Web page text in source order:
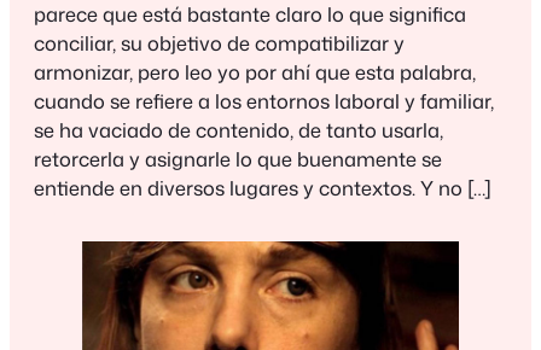
parece que está bastante claro lo que significa
conciliar, su objetivo de compatibilizar y
armonizar, pero leo yo por ahí que esta palabra,
cuando se refiere a los entornos laboral y familiar,
se ha vaciado de contenido, de tanto usarla,
retorcerla y asignarle lo que buenamente se
entiende en diversos lugares y contextos. Y no […]